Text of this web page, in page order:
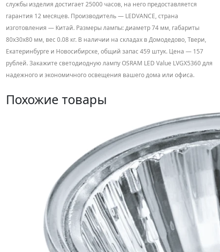
службы изделия достигает 25000 часов, на него предоставляется
гарантия 12 месяцев. Производитель — LEDVANCE, страна
изготовления — Китай. Размеры лампы: диаметр 74 мм, габариты
80x30x80 мм, вес 0.08 кг. В наличии на складах в Домодедово, Твери,
Екатеринбурге и Новосибирске, общий запас 459 штук. Цена — 157
рублей. Закажите светодиодную лампу OSRAM LED Value LVGX5360 для
надежного и экономичного освещения вашего дома или офиса.
Похожие товары